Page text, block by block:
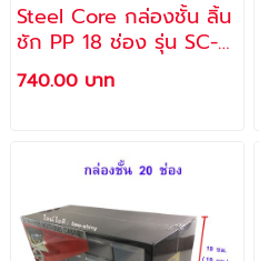
Steel Core กล่องชั้น ลิ้น
ชัก PP 18 ช่อง รุ่น SC-
18
740.00 บาท